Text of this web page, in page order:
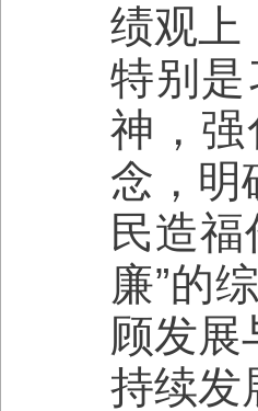
绩观上
特别
神，
念，明
民造
廉”的
顾发展
持续发